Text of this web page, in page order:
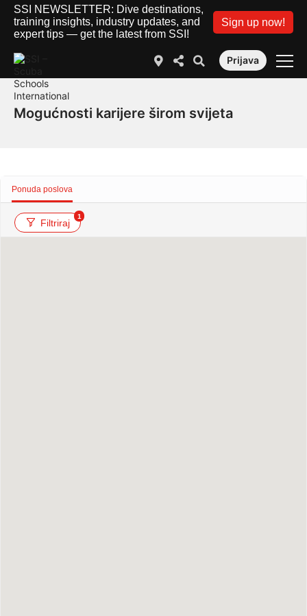
SSI NEWSLETTER: Dive destinations,
training insights, industry updates, and
expert tips — get the latest from SSI!
Sign up now!
Prijava
Mogućnosti karijere širom svijeta
Ponuda poslova
Filtriraj
1